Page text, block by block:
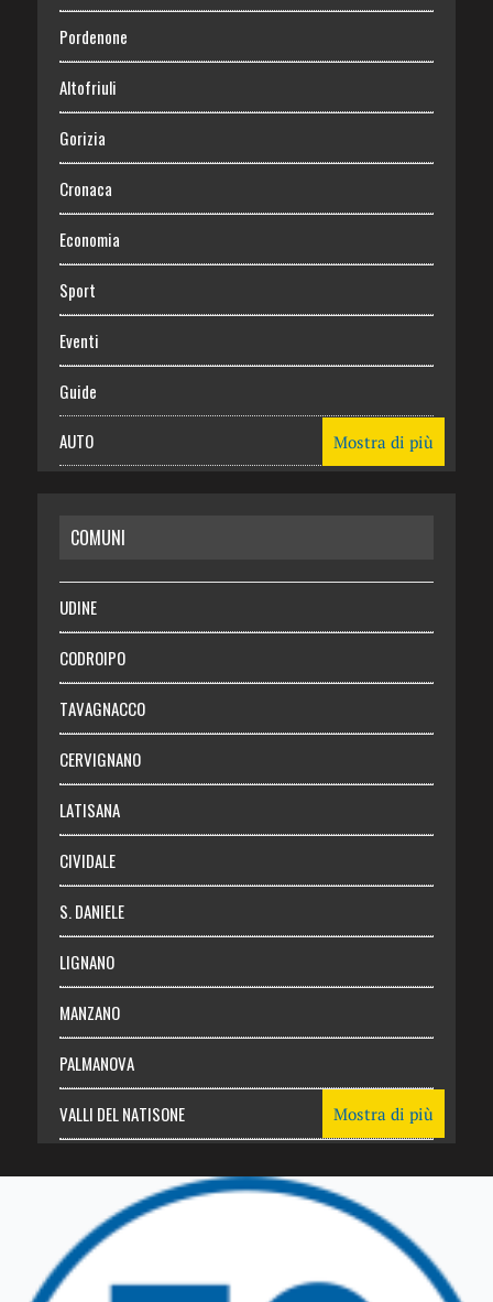
Pordenone
Altofriuli
Gorizia
Cronaca
Economia
Sport
Eventi
Guide
AUTO
RISPARMIO
SALUTE
Necrologie
Chi siamo
Abbonati
Login
Mostra di più
COMUNI
UDINE
CODROIPO
TAVAGNACCO
CERVIGNANO
LATISANA
CIVIDALE
S. DANIELE
LIGNANO
MANZANO
PALMANOVA
VALLI DEL NATISONE
TRICESIMO
TARCENTO
Mostra di più